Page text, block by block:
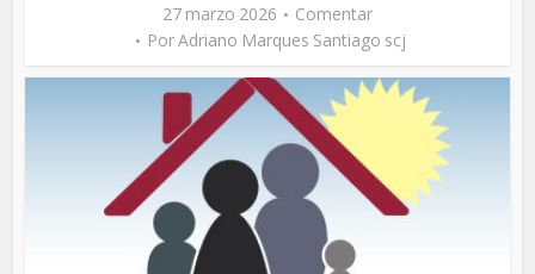
27 marzo 2026
Comentar
PorAdriano Marques Santiago scj